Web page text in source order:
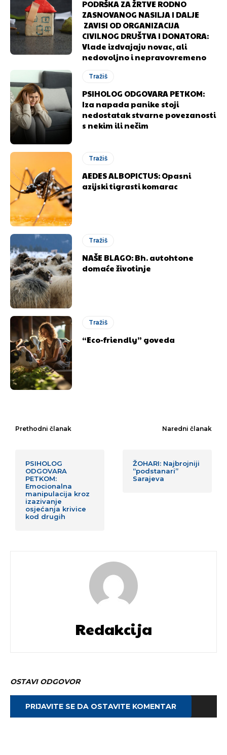
Ovim putem želimo da vam se zahvalimo što ste
odlučili da pustite Vašu priču da živi, Redakcija
Objavi.ba
[wpuf_form id=”7463”]
Ovim putem želimo da vam se zahvalimo što ste
odlučili da pustite Vašu priču da živi, Redakcija
Objavi.ba
[wpuf_form id=”7463”]
PODRŠKA ZA ŽRTVE RODNO
ZASNOVANOG NASILJA I DALJE
ZAVISI OD ORGANIZACIJA
CIVILNOG DRUŠTVA I DONATORA:
Vlade izdvajaju novac, ali
nedovoljno i nepravovremeno
Tražiš
PSIHOLOG ODGOVARA PETKOM:
Iza napada panike stoji
nedostatak stvarne povezanosti
s nekim ili nečim
Tražiš
AEDES ALBOPICTUS: Opasni
azijski tigrasti komarac
Tražiš
NAŠE BLAGO: Bh. autohtone
domaće životinje
Tražiš
“Eco-friendly” goveda
Prethodni članak
PSIHOLOG
ODGOVARA
PETKOM:
Emocionalna
manipulacija kroz
izazivanje
osjećanja krivice
kod drugih
Naredni članak
ŽOHARI: Najbrojniji
“podstanari”
Sarajeva
Redakcija
OSTAVI ODGOVOR
PRIJAVITE SE DA OSTAVITE KOMENTAR